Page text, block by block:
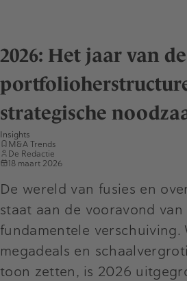
2026: Het jaar van
strategische
Insights
M&A Trends
De Redactie
18 maart 2026
De wereld van fusies en
staat aan de vooravond van
fundamentele verschuiving.
megadeals en
toon zetten, is 2026